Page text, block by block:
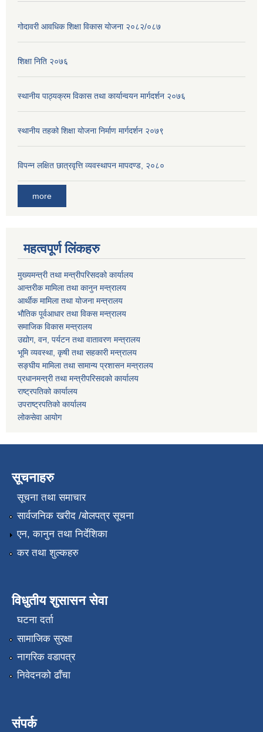
गोदावरी आवधिक शिक्षा विकास योजना २०८२/०८७
शिक्षा निति २०७६
स्थानीय पाठ्यक्रम विकास तथा कार्यान्वयन मार्गदर्शन २०७६
स्थानीय तहको शिक्षा योजना निर्माण मार्गदर्शन २०७९
विपन्न लक्षित छात्रवृत्ति व्यवस्थापन मापदण्ड, २०८०
more
महत्वपूर्ण लिंकहरु
मुख्यमन्त्री तथा मन्त्रीपरिसदको कार्यालय
आन्तरीक मामिला तथा कानुन मन्त्रालय
आर्थीक मामिला तथा योजना मन्त्रालय
भौतिक पूर्वआधार तथा विकस मन्त्रालय
समाजिक विकास मन्त्रालय
उद्योग, वन, पर्यटन तथा वातावरण मन्त्रालय
भूमि व्यवस्था, कृषी तथा सहकारी मन्त्रालय
सङ्घीय मामिला तथा सामान्य प्रशासन मन्त्रालय
प्रधानमन्त्री तथा मन्त्रीपरिसदको कार्यालय
राष्ट्रपतिको कार्यालय
उपराष्ट्रपतिको कार्यालय
लोकसेवा आयोग
सूचनाहरु
सूचना तथा समाचार
सार्वजनिक खरीद /बोलपत्र सूचना
एन, कानुन तथा निर्देशिका
कर तथा शुल्कहरु
विधुतीय शुसासन सेवा
घटना दर्ता
सामाजिक सुरक्षा
नागरिक वडापत्र
निवेदनको ढाँचा
संपर्क